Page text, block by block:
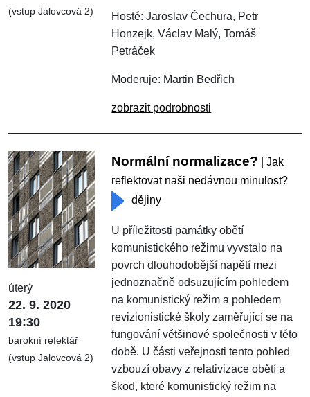
(vstup Jalovcová 2)
Hosté: Jaroslav Čechura, Petr
Honzejk, Václav Malý, Tomáš
Petráček
Moderuje: Martin Bedřich
zobrazit podrobnosti
úterý
22. 9. 2020
19:30
barokní refektář
(vstup Jalovcová 2)
Normální normalizace? | Jak
reflektovat naši nedávnou minulost?
dějiny
U příležitosti památky obětí
komunistického režimu vyvstalo na
povrch dlouhodobější napětí mezi
jednoznačně odsuzujícím pohledem
na komunistický režim a pohledem
revizionistické školy zaměřující se na
fungování většinové společnosti v této
době. U části veřejnosti tento pohled
vzbouzí obavy z relativizace obětí a
škod, které komunistický režim na